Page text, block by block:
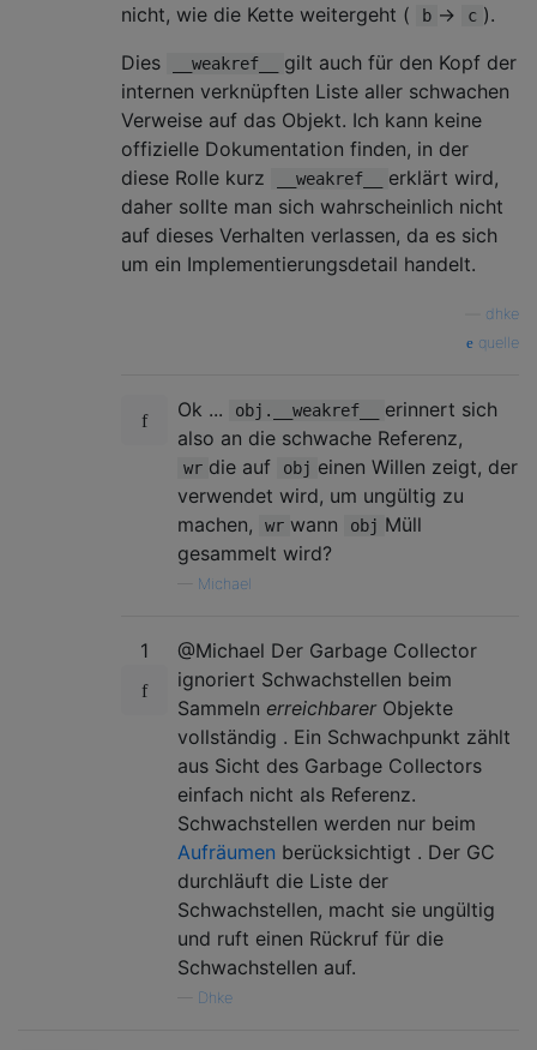
nicht, wie die Kette weitergeht (
b -> c ).
Dies
__weakref__
gilt auch für den Kopf der
internen verknüpften Liste aller schwachen
Verweise auf das Objekt. Ich kann keine
offizielle Dokumentation finden, in der
diese Rolle kurz
__weakref__
erklärt wird,
daher sollte man sich wahrscheinlich nicht
auf dieses Verhalten verlassen, da es sich
um ein Implementierungsdetail handelt.
dhke
quelle
Ok ... obj.__weakref__
erinnert sich
also an die schwache Referenz,
wr die auf obj einen Willen zeigt, der
verwendet wird, um ungültig zu
machen,
wr wann obj Müll
gesammelt wird?
Michael
1
@Michael Der Garbage Collector
ignoriert Schwachstellen beim
Sammeln erreichbarer Objekte
vollständig . Ein Schwachpunkt zählt
aus Sicht des Garbage Collectors
einfach nicht als Referenz.
Schwachstellen werden nur beim
Aufräumen berücksichtigt . Der GC
durchläuft die Liste der
Schwachstellen, macht sie ungültig
und ruft einen Rückruf für die
Schwachstellen auf.
Dhke